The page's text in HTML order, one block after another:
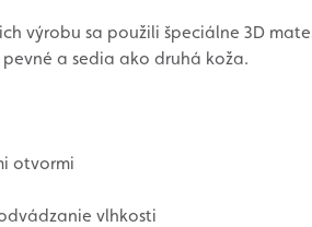
výrobu sa použili špeciálne 3D
a sedia ako druhá koža.
otvormi
vlhkosti